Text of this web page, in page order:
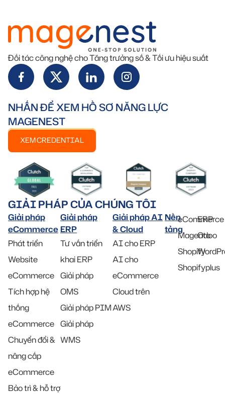
Đối tác công nghệ cho Tăng trưởng số & Tối ưu hiệu suất
NHẤN ĐỂ XEM HỒ SƠ NĂNG LỰC
MAGENEST
XEM CREDENTIAL
GIẢI PHÁP CỦA CHÚNG TÔI
Giải pháp
eCommerce
Phát triển
Website
eCommerce
Tích hợp hệ
thống
eCommerce
Chuyển đổi &
nâng cấp
eCommerce
Bảo trì & hỗ trợ
Giải pháp
ERP
Tư vấn triển
khai ERP
Giải pháp
OMS
Giải pháp PIM
Giải pháp
WMS
Giải pháp AI
& Cloud
AI cho ERP
AI cho
eCommerce
Cloud trên
AWS
Nền
tảng
eCommerce
Magento
Shopify
Shopifyplus
ERP
Odoo